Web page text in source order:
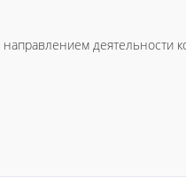
деятельности